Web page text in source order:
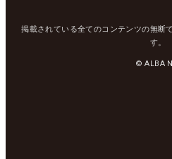
掲載されている全てのコンテンツの無断
す。
© ALBA